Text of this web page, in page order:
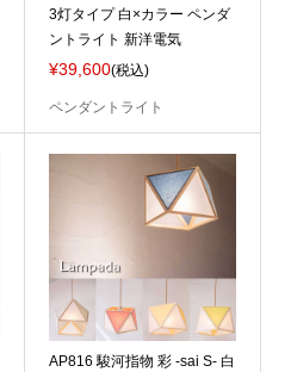
3灯タイプ 白×カラー ペンダ
ントライト 新洋電気
¥39,600(税込)
ペンダントライト
AP816 駿河指物 彩 -sai S- 白